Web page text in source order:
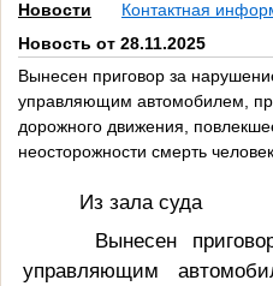
Новости
Контактная
Новость от 28.11.2025
Вынесен приговор за
управляющим автомобилем,
дорожного движения,
неосторожности смерть
Из зала суда
Вынесен
управляющим